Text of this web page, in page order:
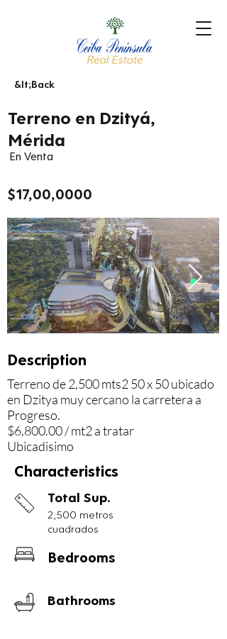
&lt;Back
Terreno en Dzityá,
Mérida
En Venta
$17,00,0000
Description
Terreno de 2,500 mts2 50 x 50 ubicado
en Dzitya muy cercano la carretera a
Progreso.
$6,800.00 / mt2 a tratar
Ubicadisimo
Characteristics
Total Sup.
2,500 metros
cuadrados
Bedrooms
Bathrooms